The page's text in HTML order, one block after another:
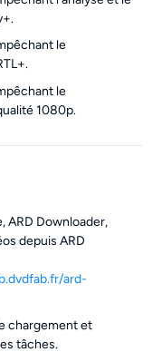
le
le
1080p.
ARD Downloader,
depuis ARD
ard-
chargement et
tâches.